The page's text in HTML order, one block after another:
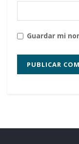
Guardar mi